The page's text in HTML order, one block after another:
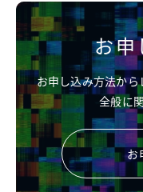
お申
お申し込み方法か
全般に
お